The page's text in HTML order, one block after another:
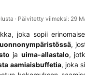
· Päivitetty viimeksi: 29
joka sopii
,
ja uima-allastalo,
aamiaisbuffetia, joka